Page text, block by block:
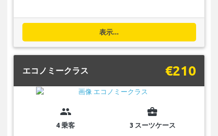
表示...
エコノミークラス €210
group
4 乗客
business_center
3 スーツケース